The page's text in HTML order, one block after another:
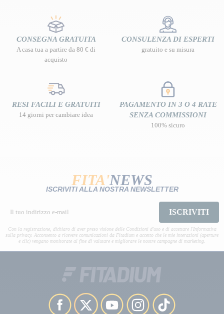
CONSEGNA GRATUITA
A casa tua a partire da 80 € di
acquisto
CONSULENZA DI ESPERTI
gratuito e su misura
RESI FACILI E GRATUITI
14 giorni per cambiare idea
PAGAMENTO IN 3 O 4 RATE
SENZA COMMISSIONI
100% sicuro
FITA'NEWS
ISCRIVITI ALLA NOSTRA NEWSLETTER
ISCRIVITI
Con la registrazione, dichiaro di aver preso visione delle Condizioni d'uso e di accettare l'Informativa
sulla privacy. Acconsento a ricevere comunicazioni da Fitadium e accetto che le mie interazioni (aperture
e clic) vengano monitorate al fine di valutare e migliorare le nostre campagne di marketing.